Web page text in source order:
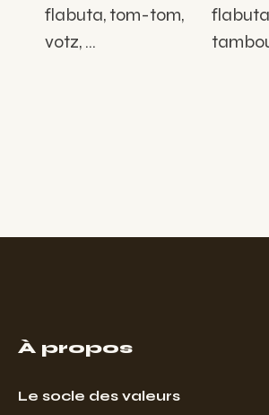
flabuta, tom-tom,
votz, ...
À propos
Le socle des valeurs